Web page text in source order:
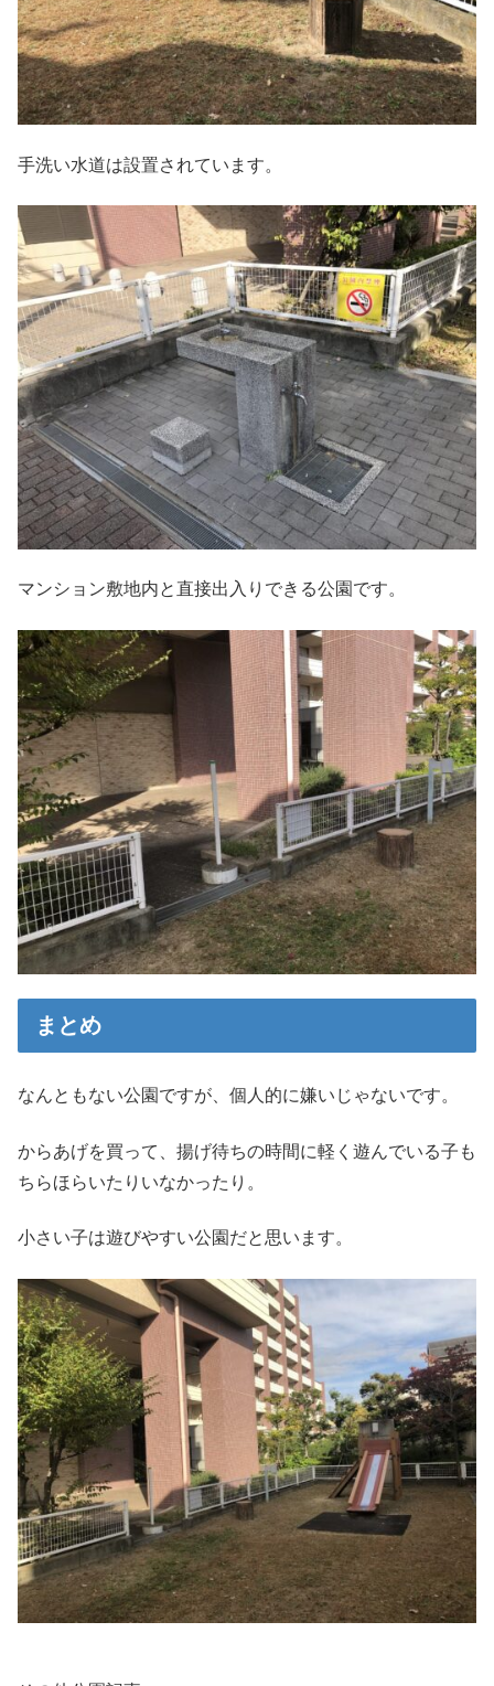
手洗い水道は設置されています。
マンション敷地内と直接出入りできる公園です。
まとめ
なんともない公園ですが、個人的に嫌いじゃないです。
からあげを買って、揚げ待ちの時間に軽く遊んでいる子も
ちらほらいたりいなかったり。
小さい子は遊びやすい公園だと思います。